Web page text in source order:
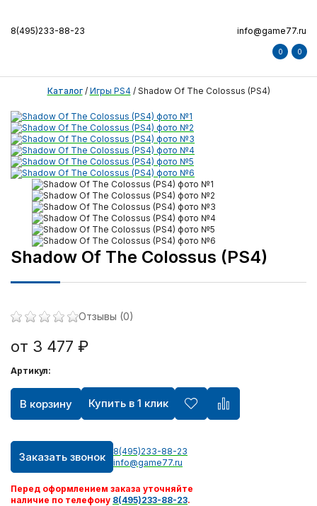
8(495)233-88-23 info@game77.ru
0 0
Каталог/ Игры PS4/ Shadow Of The Colossus (PS4)
Shadow Of The Colossus (PS4)
Отзывы (0)
от 3 477 ₽
Артикул:
В корзину Купить в 1 клик
Заказать звонок
8(495)233-88-23
info@game77.ru
Перед оформлением заказа уточняйте
наличие по телефону 8(495)233-88-23.